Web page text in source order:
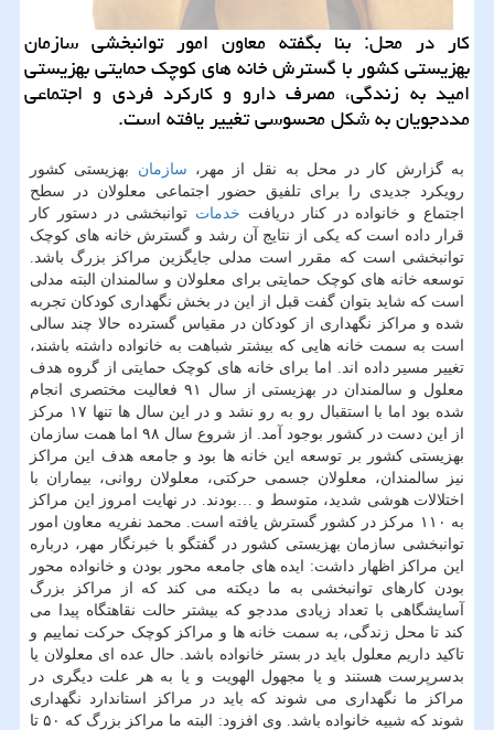
كار در محل: بنا بگفته معاون امور توانبخشی سازمان
بهزیستی كشور با گسترش خانه های كوچك حمایتی بهزیستی
امید به زندگی، مصرف دارو و كاركرد فردی و اجتماعی
مددجویان به شكل محسوسی تغییر یافته است.
به گزارش کار در محل به نقل از مهر، سازمان بهزیستی کشور
رویکرد جدیدی را برای تلفیق حضور اجتماعی معلولان در سطح
اجتماع و خانواده در کنار دریافت خدمات توانبخشی در دستور کار
قرار داده است که یکی از نتایج آن رشد و گسترش خانه های کوچک
توانبخشی است که مقرر است مدلی جایگزین مراکز بزرگ باشد.
توسعه خانه های کوچک حمایتی برای معلولان و سالمندان البته مدلی
است که شاید بتوان گفت قبل از این در بخش نگهداری کودکان تجربه
شده و مراکز نگهداری از کودکان در مقیاس گسترده حالا چند سالی
است به سمت خانه هایی که بیشتر شباهت به خانواده داشته باشند،
تغییر مسیر داده اند. اما برای خانه های کوچک حمایتی از گروه هدف
معلول و سالمندان در بهزیستی از سال ۹۱ فعالیت مختصری انجام
شده بود اما با استقبال رو به رو نشد و در این سال ها تنها ۱۷ مرکز
از این دست در کشور بوجود آمد. از شروع سال ۹۸ اما همت سازمان
بهزیستی کشور بر توسعه این خانه ها بود و جامعه هدف این مراکز
نیز سالمندان، معلولان جسمی حرکتی، معلولان روانی، بیماران با
اختلالات هوشی شدید، متوسط و …بودند. در نهایت امروز این مراکز
به ۱۱۰ مرکز در کشور گسترش یافته است. محمد نفریه معاون امور
توانبخشی سازمان بهزیستی کشور در گفتگو با خبرنگار مهر، درباره
این مراکز اظهار داشت: ایده های جامعه محور بودن و خانواده محور
بودن کارهای توانبخشی به ما دیکته می کند که از مراکز بزرگ
آسایشگاهی با تعداد زیادی مددجو که بیشتر حالت نقاهتگاه پیدا می
کند تا محل زندگی، به سمت خانه ها و مراکز کوچک حرکت نماییم و
تاکید داریم معلول باید در بستر خانواده باشد. حال عده ای معلولان یا
بدسرپرست هستند و یا مجهول الهویت و یا به هر علت دیگری در
مراکز ما نگهداری می شوند که باید در مراکز استاندارد نگهداری
شوند که شبیه خانواده باشد. وی افزود: البته ما مراکز بزرگ که ۵۰ تا